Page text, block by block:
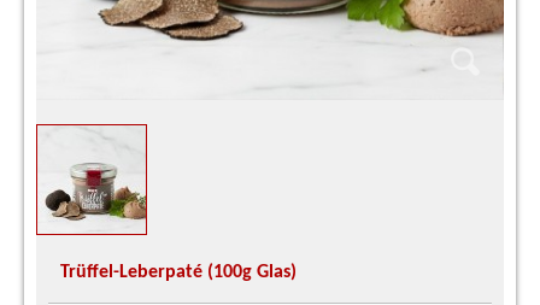
Trüffel-Leberpaté (100g Glas)